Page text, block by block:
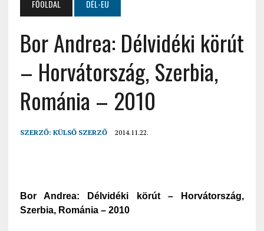
FŐOLDAL DÉL-EU
Bor Andrea: Délvidéki körút
– Horvátország, Szerbia,
Románia – 2010
SZERZŐ: KÜLSŐ SZERZŐ 2014.11.22.
Bor Andrea: Délvidéki körút – Horvátország,
Szerbia, Románia – 2010